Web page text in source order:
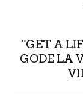
"GET A
GODE LA